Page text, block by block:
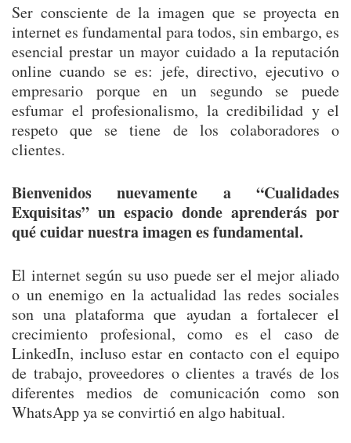
Ser consciente de la imagen que se proyecta en
internet es fundamental para todos, sin embargo, es
esencial prestar un mayor cuidado a la reputación
online cuando se es: jefe, directivo, ejecutivo o
empresario porque en un segundo se puede
esfumar el profesionalismo, la credibilidad y el
respeto que se tiene de los colaboradores o
clientes.
Bienvenidos nuevamente a “Cualidades
Exquisitas” un espacio donde aprenderás por
qué cuidar nuestra imagen es fundamental.
El internet según su uso puede ser el mejor aliado
o un enemigo en la actualidad las redes sociales
son una plataforma que ayudan a fortalecer el
crecimiento profesional, como es el caso de
LinkedIn, incluso estar en contacto con el equipo
de trabajo, proveedores o clientes a través de los
diferentes medios de comunicación como son
WhatsApp ya se convirtió en algo habitual.